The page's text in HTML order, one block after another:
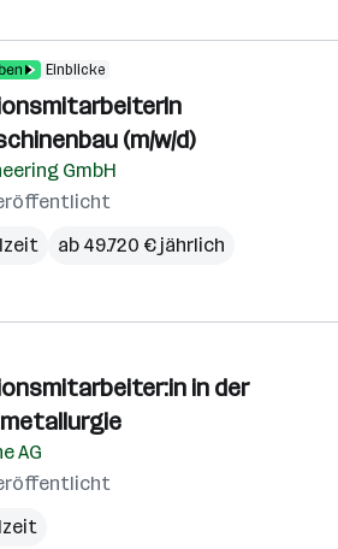
Einblicke
(m/w/d)
GmbH
ab 49.720 € jährlich
in der
AG